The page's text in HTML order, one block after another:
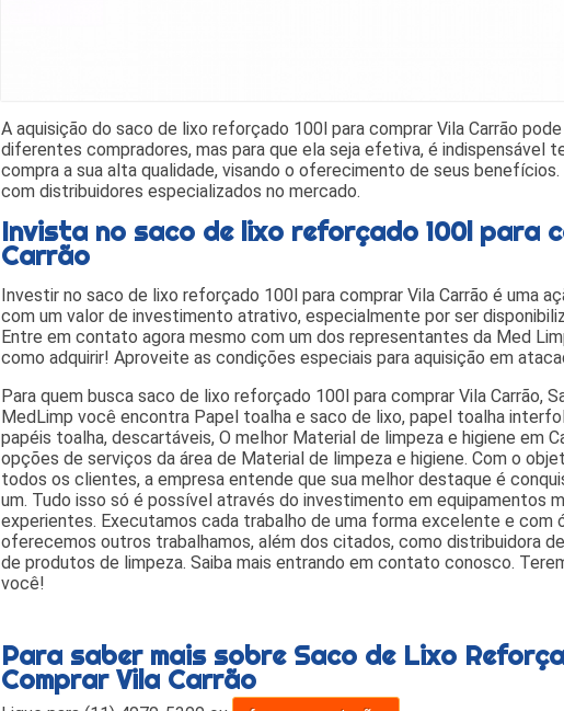
A aquisição do saco de lixo reforçado 100l para comprar Vila Carrão
diferentes compradores, mas para que ela seja efetiva, é indispensável
compra a sua alta qualidade, visando o oferecimento de seus
com distribuidores especializados no mercado.
Invista no saco de lixo reforçado 100l para
Carrão
Investir no saco de lixo reforçado 100l para comprar Vila Carrão é uma
com um valor de investimento atrativo, especialmente por ser
Entre em contato agora mesmo com um dos representantes da Med
como adquirir! Aproveite as condições especiais para aquisição em
Para quem busca saco de lixo reforçado 100l para comprar Vila Carrão,
MedLimp você encontra Papel toalha e saco de lixo, papel toalha
papéis toalha, descartáveis, O melhor Material de limpeza e higiene em
opções de serviços da área de Material de limpeza e higiene. Com o
todos os clientes, a empresa entende que sua melhor destaque é
um. Tudo isso só é possível através do investimento em equipamentos
experientes. Executamos cada trabalho de uma forma excelente e com
oferecemos outros trabalhamos, além dos citados, como distribuidora
de produtos de limpeza. Saiba mais entrando em contato conosco.
você!
Para saber mais sobre Saco de Lixo
Comprar Vila Carrão